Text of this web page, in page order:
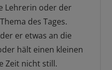
Lehrerin oder der
des Tages.
er etwas an die
hält einen kleinen
Zeit nicht still.